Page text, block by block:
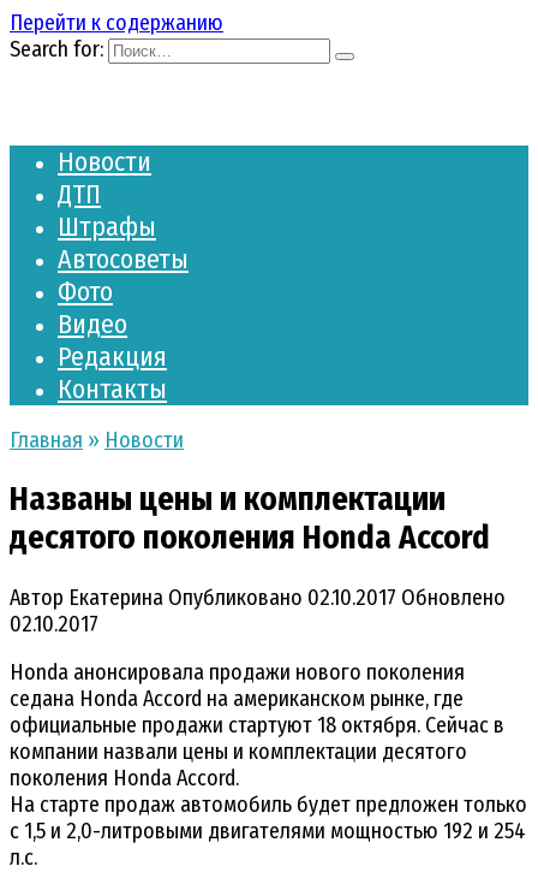
Перейти к содержанию
Search for:
Новости
ДТП
Штрафы
Автосоветы
Фото
Видео
Редакция
Контакты
Главная » Новости
Названы цены и комплектации
десятого поколения Honda Accord
Автор Екатерина Опубликовано 02.10.2017 Обновлено
02.10.2017
Honda анонсировала продажи нового поколения
седана Honda Accord на американском рынке, где
официальные продажи стартуют 18 октября. Сейчас в
компании назвали цены и комплектации десятого
поколения Honda Accord.
На старте продаж автомобиль будет предложен только
с 1,5 и 2,0-литровыми двигателями мощностью 192 и 254
л.с.